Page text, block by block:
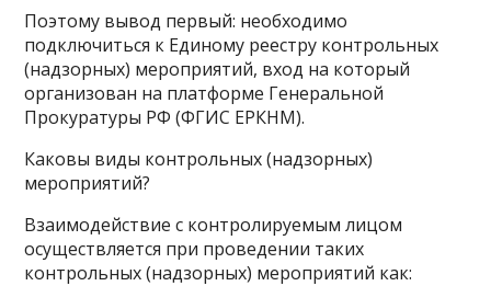
Поэтому вывод первый: необходимо
подключиться к Единому реестру контрольных
(надзорных) мероприятий, вход на который
организован на платформе Генеральной
Прокуратуры РФ (ФГИС ЕРКНМ).
Каковы виды контрольных (надзорных)
мероприятий?
Взаимодействие с контролируемым лицом
осуществляется при проведении таких
контрольных (надзорных) мероприятий как: